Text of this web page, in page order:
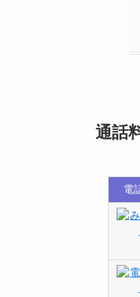
通話
電